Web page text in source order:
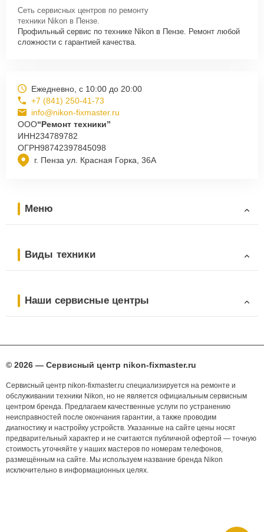
Сеть сервисных центров по ремонту
техники Nikon в Пензе.
Профильный сервис по технике Nikon в Пензе. Ремонт любой
сложности с гарантией качества.
г. Пенза ул. Красная Горка, 36А
Ежедневно, с 10:00 до 20:00
+7 (841) 250-41-73
info@nikon-fixmaster.ru
ООО“Ремонт техники”
ИНН234789782
ОГРН98742397845098
Меню
Виды техники
Наши сервисные центры
© 2026 — Сервисный центр nikon-fixmaster.ru
Сервисный центр nikon-fixmaster.ru специализируется на ремонте и
обслуживании техники Nikon, но не является официальным сервисным
центром бренда. Предлагаем качественные услуги по устранению
неисправностей после окончания гарантии, а также проводим
диагностику и настройку устройств. Указанные на сайте цены носят
предварительный характер и не считаются публичной офертой — точную
стоимость уточняйте у наших мастеров по номерам телефонов,
размещённым на сайте. Мы используем название бренда Nikon
исключительно в информационных целях.